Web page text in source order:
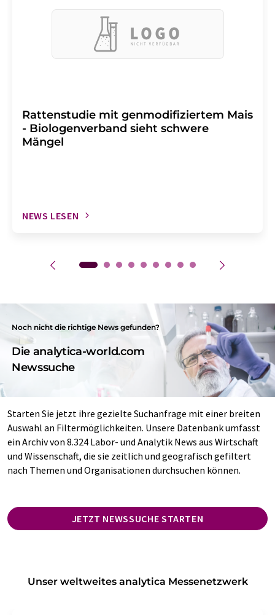
Rattenstudie mit genmodifiziertem Mais
- Biologenverband sieht schwere
Mängel
NEWS LESEN
Noch nicht die richtige News gefunden?
Die analytica-world.com
Newssuche
Starten Sie jetzt ihre gezielte Suchanfrage mit einer breiten
Auswahl an Filtermöglichkeiten. Unsere Datenbank umfasst
ein Archiv von 8.324 Labor- und Analytik News aus Wirtschaft
und Wissenschaft, die sie zeitlich und geografisch gefiltert
nach Themen und Organisationen durchsuchen können.
JETZT NEWSSUCHE STARTEN
Unser weltweites analytica Messenetzwerk